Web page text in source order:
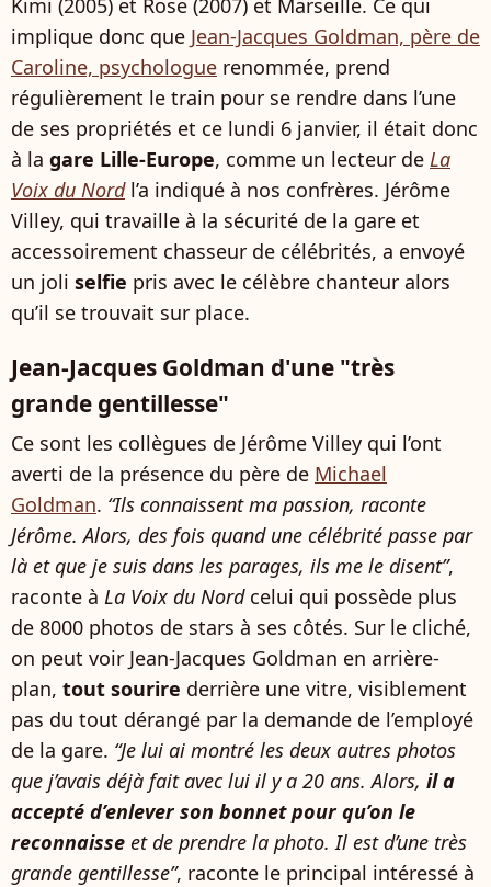
Kimi (2005) et Rose (2007) et Marseille. Ce qui
implique donc que Jean-Jacques Goldman, père de
Caroline, psychologue renommée, prend
régulièrement le train pour se rendre dans l’une
de ses propriétés et ce lundi 6 janvier, il était donc
à la gare Lille-Europe, comme un lecteur de La
Voix du Nordl’a indiqué à nos confrères. Jérôme
Villey, qui travaille à la sécurité de la gare et
accessoirement chasseur de célébrités, a envoyé
un joli selfie pris avec le célèbre chanteur alors
qu’il se trouvait sur place.
Jean-Jacques Goldman d'une "très
grande gentillesse"
Ce sont les collègues de Jérôme Villey qui l’ont
averti de la présence du père de Michael
Goldman. “Ils connaissent ma passion, raconte
Jérôme. Alors, des fois quand une célébrité passe par
là et que je suis dans les parages, ils me le disent”,
raconte à La Voix du Nordcelui qui possède plus
de 8000 photos de stars à ses côtés. Sur le cliché,
on peut voir Jean-Jacques Goldman en arrière-
plan, tout sourire derrière une vitre, visiblement
pas du tout dérangé par la demande de l’employé
de la gare. “Je lui ai montré les deux autres photos
que j’avais déjà fait avec lui il y a 20 ans. Alors, il a
accepté d’enlever son bonnet pour qu’on le
reconnaisse et de prendre la photo. Il est d’une très
grande gentillesse”, raconte le principal intéressé à